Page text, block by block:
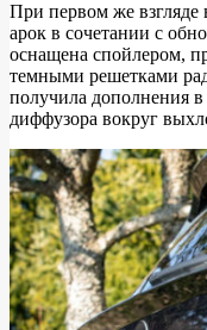
При первом же взгляде
арок в сочетании с
оснащена спойлером,
темными решетками
получила дополнения
диффузора вокруг